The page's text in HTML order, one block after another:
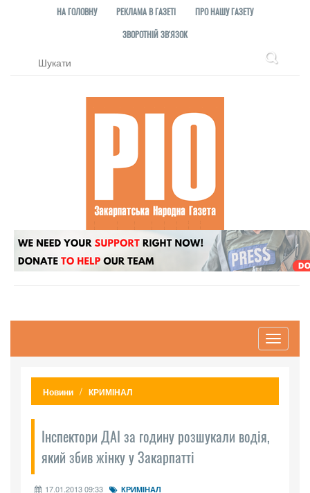
НА ГОЛОВНУ РЕКЛАМА В ГАЗЕТІ
ПРО НАШУ ГАЗЕТУ
ЗВОРОТНІЙ ЗВ'ЯЗОК
Toggle
Новини КРИМІНАЛ
Інспектори ДАІ за годину розшукали водія,
який збив жінку у Закарпатті
17.01.2013 09:33 КРИМІНАЛ